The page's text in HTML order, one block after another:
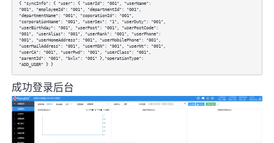
{ "syncInfo": { "user": { "userId": "001", "userName":
"001", "employeeId": "001", "departmentId": "001",
"departmentName": "001", "coporationId": "001",
"corporationName": "001", "userSex": "1", "userDuty": "001",
"userBirthday": "001", "userPost": "001", "userPostCode":
"001", "userAlias": "001", "userRank": "001", "userPhone":
"001", "userHomeAddress": "001", "userMobilePhone": "001",
"userMailAddress": "001", "userMSN": "001", "userNt": "001",
"userCA": "001", "userPwd": "001", "userClass": "001",
"parentId": "001", "bxlx": "001" },"operationType":
"ADD_USER" } }
成功登录后台